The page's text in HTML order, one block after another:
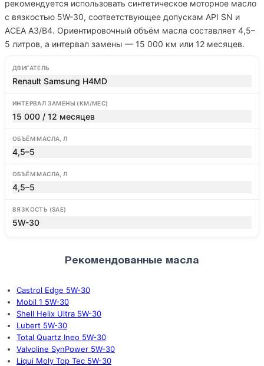
рекомендуется использовать синтетическое моторное масло
с вязкостью 5W-30, соответствующее допускам API SN и
ACEA A3/B4. Ориентировочный объём масла составляет 4,5–
5 литров, а интервал замены — 15 000 км или 12 месяцев.
ДВИГАТЕЛЬ
Renault Samsung H4MD
ИНТЕРВАЛ ЗАМЕНЫ (КМ/МЕС)
15 000 / 12 месяцев
ОБЪЁМ МАСЛА, Л
4,5–5
ОБЪЁМ МАСЛА, Л
4,5–5
ВЯЗКОСТЬ (SAE)
5W-30
Рекомендованные масла
Castrol Edge 5W-30
Mobil 1 5W-30
Shell Helix Ultra 5W-30
Lubert 5W-30
Total Quartz Ineo 5W-30
Valvoline SynPower 5W-30
Liqui Moly Top Tec 5W-30